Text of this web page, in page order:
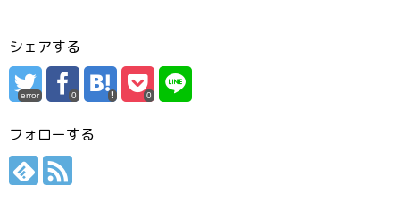
シェアする
error 0 0
フォローする